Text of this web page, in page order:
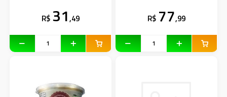
R$ 31,49 R$ 77,99